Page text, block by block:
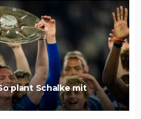
plant Schalke mit